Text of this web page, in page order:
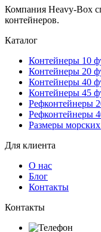
Компания Heavy-Box
контейнеров.
Каталог
Контейнеры 10
Контейнеры 20
Контейнеры 40
Контейнеры 45
Рефконтейнеры
Рефконтейнеры
Размеры
Для клиента
О нас
Блог
Контакты
Контакты